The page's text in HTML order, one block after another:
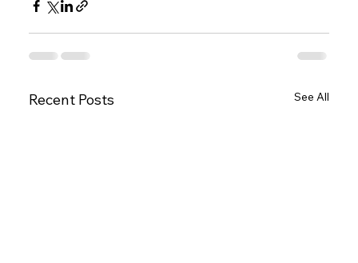
Recent Posts See All